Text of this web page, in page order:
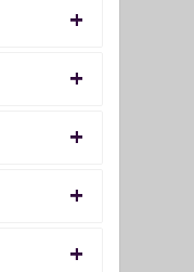
+
+
+
+
+